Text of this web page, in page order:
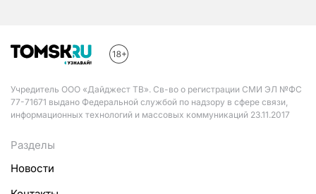
Учредитель ООО «Дайджест ТВ». Св-во о регистрации СМИ ЭЛ №ФС
77-71671 выдано Федеральной службой по надзору в сфере связи,
информационных технологий и массовых коммуникаций 23.11.2017
Разделы
Новости